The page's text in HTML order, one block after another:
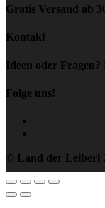
Gratis Versand ab
Kontakt
Ideen oder
Folge uns!
© Land der Leiberl